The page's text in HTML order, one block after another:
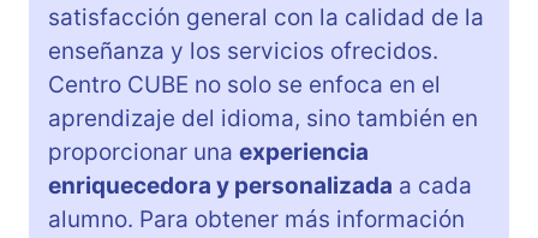
satisfacción general con la calidad de la
enseñanza y los servicios ofrecidos.
Centro CUBE no solo se enfoca en el
aprendizaje del idioma, sino también en
proporcionar una experiencia
enriquecedora y personalizada a cada
alumno. Para obtener más información